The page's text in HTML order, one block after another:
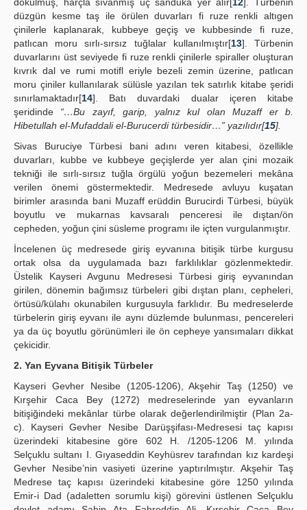
düzgün kesme taş ile örülen duvarları fi ruze renkli altıgen
çinilerle kaplanarak, kubbeye geçiş ve kubbesinde fi ruze,
patlıcan moru sırlı-sırsız tuğlalar kullanılmıştır[13]. Türbenin
duvarlarını üst seviyede fi ruze renkli çinilerle spiraller oluşturan
kıvrık dal ve rumi motifl eriyle bezeli zemin üzerine, patlıcan
moru çiniler kullanılarak sülüsle yazılan tek satırlık kitabe şeridi
sınırlamaktadır[14]. Batı duvardaki dualar içeren kitabe
şeridinde “…Bu zayıf, garip, yalnız kul olan Muzaff er b.
Hibetullah el-Mufaddali el-Burucerdi türbesidir…” yazılıdır[15].
Sivas Buruciye Türbesi bani adını veren kitabesi, özellikle
duvarları, kubbe ve kubbeye geçişlerde yer alan çini mozaik
tekniği ile sırlı-sırsız tuğla örgülü yoğun bezemeleri mekâna
verilen önemi göstermektedir. Medresede avluyu kuşatan
birimler arasında bani Muzaff erüddin Burucirdi Türbesi, büyük
boyutlu ve mukarnas kavsaralı penceresi ile dıştan/ön
cepheden, yoğun çini süsleme programı ile içten vurgulanmıştır.
İncelenen üç medresede giriş eyvanına bitişik türbe kurgusu
ortak olsa da uygulamada bazı farklılıklar gözlenmektedir.
Üstelik Kayseri Avgunu Medresesi Türbesi giriş eyvanından
girilen, dönemin bağımsız türbeleri gibi dıştan planı, cepheleri,
örtüsü/külahı okunabilen kurgusuyla farklıdır. Bu medreselerde
türbelerin giriş eyvanı ile aynı düzlemde bulunması, pencereleri
ya da üç boyutlu görünümleri ile ön cepheye yansımaları dikkat
çekicidir.
2. Yan Eyvana Bitişik Türbeler
Kayseri Gevher Nesibe (1205-1206), Akşehir Taş (1250) ve
Kırşehir Caca Bey (1272) medreselerinde yan eyvanların
bitişiğindeki mekânlar türbe olarak değerlendirilmiştir (Plan 2a-
c). Kayseri Gevher Nesibe Darüşşifası-Medresesi taç kapısı
üzerindeki kitabesine göre 602 H. /1205-1206 M. yılında
Selçuklu sultanı I. Gıyaseddin Keyhüsrev tarafından kız kardeşi
Gevher Nesibe’nin vasiyeti üzerine yaptırılmıştır. Akşehir Taş
Medrese taç kapısı üzerindeki kitabesine göre 1250 yılında
Emir-i Dad (adaletten sorumlu kişi) görevini üstlenen Selçuklu